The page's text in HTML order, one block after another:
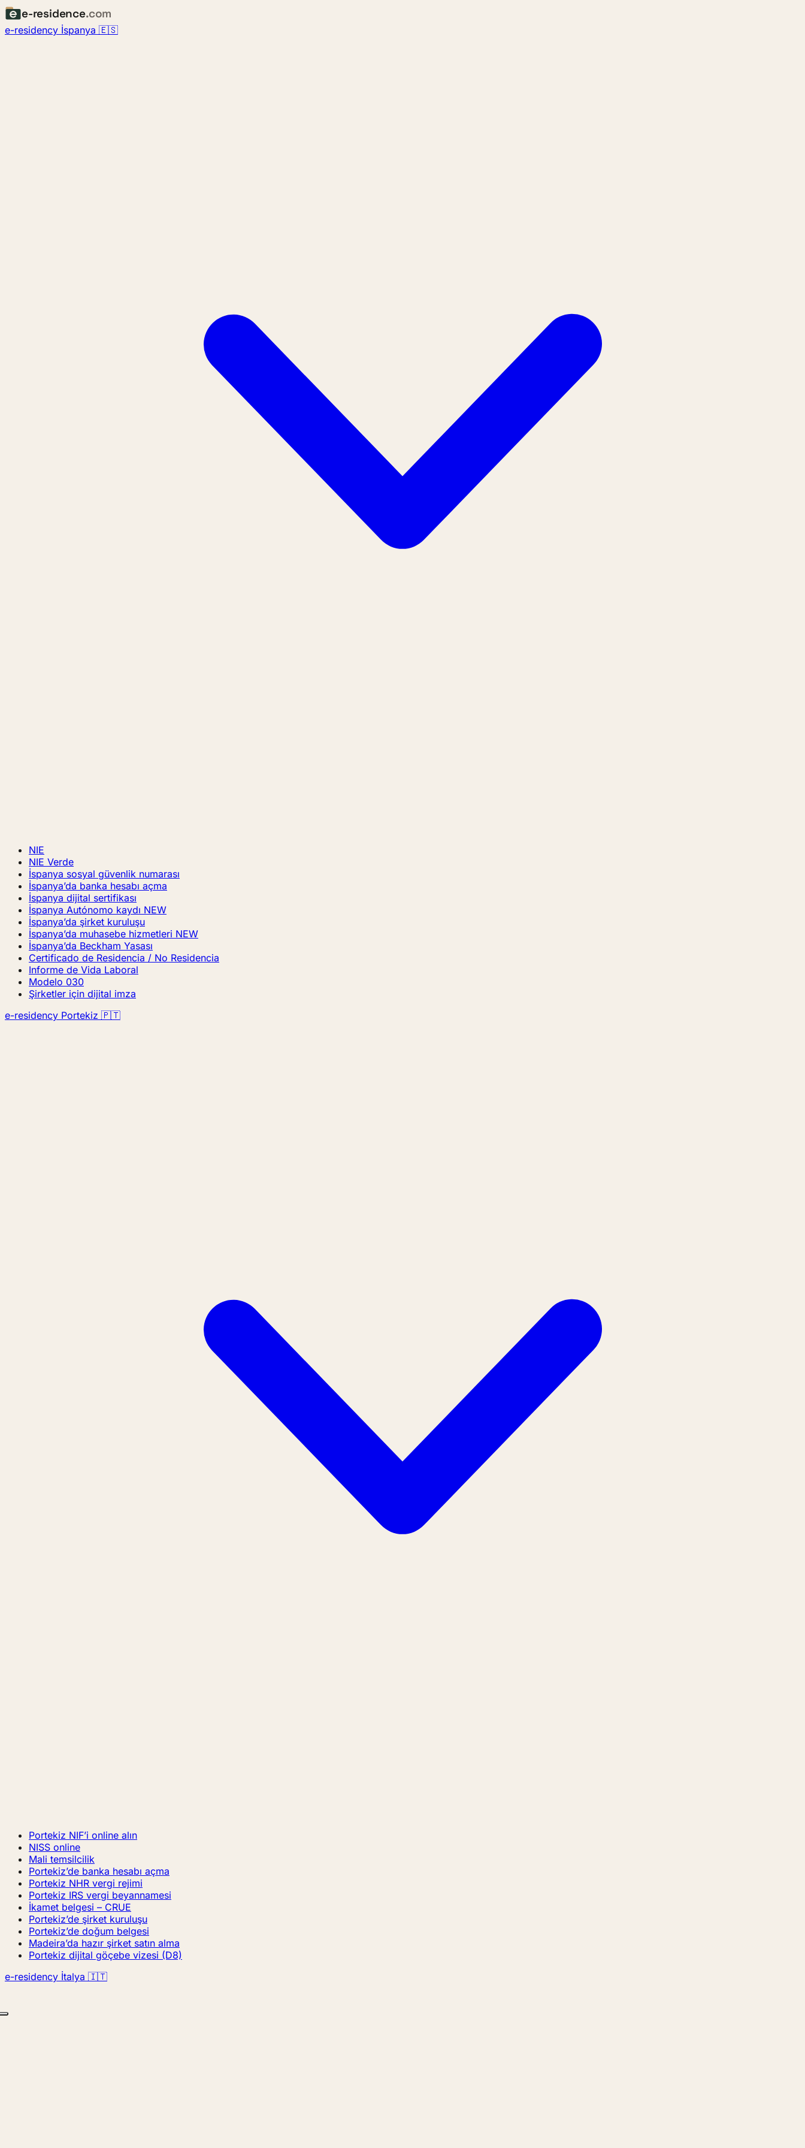
e-residence.com
e-residency İspanya 🇪🇸
NIE
NIE Verde
İspanya sosyal güvenlik numarası
İspanya’da banka hesabı açma
İspanya dijital sertifikası
İspanya Autónomo kaydı NEW
İspanya’da şirket kuruluşu
İspanya’da muhasebe hizmetleri NEW
İspanya’da Beckham Yasası
Certificado de Residencia / No Residencia
Informe de Vida Laboral
Modelo 030
Şirketler için dijital imza
e-residency Portekiz 🇵🇹
Portekiz NIF’i online alın
NISS online
Mali temsilcilik
Portekiz’de banka hesabı açma
Portekiz NHR vergi rejimi
Portekiz IRS vergi beyannamesi
İkamet belgesi – CRUE
Portekiz’de şirket kuruluşu
Portekiz’de doğum belgesi
Madeira’da hazır şirket satın alma
Portekiz dijital göçebe vizesi (D8)
e-residency İtalya 🇮🇹